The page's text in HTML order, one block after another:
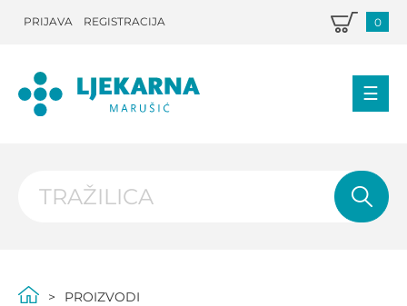
PRIJAVA REGISTRACIJA 0
PROIZVODI